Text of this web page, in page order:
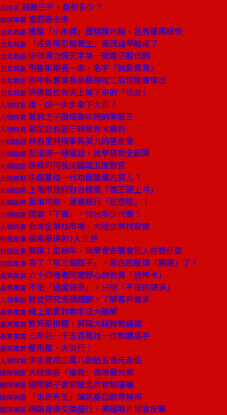
去梯言 殺敵三千，自損多少？
雷倩專欄 墨西哥去來
台北耳語 獲贈「小木偶」蛋糕陳水扁、呂秀蓮兩樣情
台北耳語 「戒急用忍模範生」黃茂雄早破戒了
台北耳語 宋恭源力保天字第一號電子股代碼
台北耳語 明基策略長一家，名字「如雷貫耳」
台北耳語 前中船董事長余辰南從工商協進會復出
台北耳語 許勝雄也有天上掉下來的「仙女」
人物特寫 誰，想一步步拿下太百？
人物特寫 幫傭之子變成最年輕的準股王
人物特寫 副主計長劉三錡意外大勝利
火線話題 林百里將接掌馬英九的基金會
火線話題 彭淮南一通電話，就學貸款全都降
火線話題 保險司司長沈臨龍五度辭官
大陸焦點 朱鎔基從一代功臣變萬古罪人？
火線話題 上海市政府對台積電「霸王硬上弓」
火線話題 百事可樂、滙豐銀行「反登陸」！
火線話題 國宴「下鄉」，付出多少代價？
人物特寫 台灣企業找市場，大陸企業找雷達
封面故事 探索殷琪的3人世界
封面故事 殷琪：這幾年，我學會去體會別人在想什麼
封面故事 為了「第三個孩子」，黑色的殷琪「開竅」了！
產業風雲 六十四歲老阿嬤野心勃勃賣「恐怖卡」
產業風雲 不怕「過度競爭」，只怕「不良的競爭」
人物專訪 我從研究洗頭細節，了解客戶需求
產業風雲 線上拍賣詐欺手法大破解
產業風雲 教育部撐腰，昇陽大踩微軟痛腳
產業風雲 三年花一千五百萬找一位軟體高手
產業風雲 整形風，大流行！
人物特寫 李志建用三萬八創造五億元產值
國際視窗 大陸旅客「搶救」香港觀光業
國際視窗 國際獅子會突破北京管制藩籬
國際視窗 「忠告先生」讓諾基亞創意無限
國際視窗 網路音樂交換盛行，美國唱片協會反擊